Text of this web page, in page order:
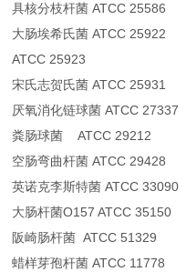
具核分枝杆菌 ATCC 25586
大肠埃希氏菌 ATCC 25922
ATCC 25923
宋氏志贺氏菌 ATCC 25931
厌氧消化链球菌 ATCC 27337
粪肠球菌 ATCC 29212
空肠弯曲杆菌 ATCC 29428
英诺克李斯特菌 ATCC 33090
大肠杆菌O157 ATCC 35150
阪崎肠杆菌 ATCC 51329
蜡样芽孢杆菌 ATCC 11778